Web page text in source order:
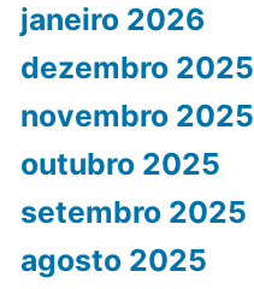
janeiro 2026
dezembro 2025
novembro 2025
outubro 2025
setembro 2025
agosto 2025